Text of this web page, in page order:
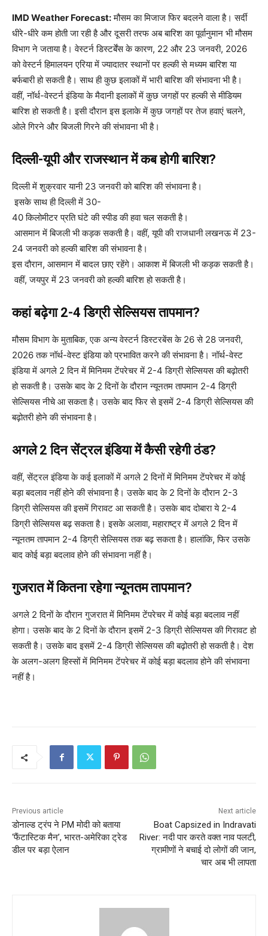
IMD Weather Forecast:मौसम का मिजाज फिर बदलने वाला है। सर्दी
धीरे-धीरे कम होती जा रही है और दूसरी तरफ अब बारिश का पूर्वानुमान भी मौसम
विभाग ने जताया है। वेस्टर्न डिस्टर्बेंस के कारण, 22 और 23 जनवरी, 2026
को वेस्टर्न हिमालयन एरिया में ज्यादातर स्थानों पर हल्की से मध्यम बारिश या
बर्फबारी हो सकती है। साथ ही कुछ इलाकों में भारी बारिश की संभावना भी है।
वहीं, नॉर्थ-वेस्टर्न इंडिया के मैदानी इलाकों में कुछ जगहों पर हल्की से मीडियम
बारिश हो सकती है। इसी दौरान इस इलाके में कुछ जगहों पर तेज हवाएं चलने,
ओले गिरने और बिजली गिरने की संभावना भी है।
दिल्ली-यूपी और राजस्थान में कब होगी बारिश?
दिल्ली में शुक्रवार यानी 23 जनवरी को बारिश की संभावना है।
इसके साथ ही दिल्ली में 30-
40 किलोमीटर प्रति घंटे की स्पीड की हवा चल सकती है।
आसमान में बिजली भी कड़क सकती है। वहीं, यूपी की राजधानी लखनऊ में 23-
24 जनवरी को हल्की बारिश की संभावना है।
इस दौरान, आसमान में बादल छाए रहेंगे। आकाश में बिजली भी कड़क सकती है।
वहीं, जयपुर में 23 जनवरी को हल्की बारिश हो सकती है।
कहां बढ़ेगा 2-4 डिग्री सेल्सियस तापमान?
मौसम विभाग के मुताबिक, एक अन्य वेस्टर्न डिस्टरबेंस के 26 से 28 जनवरी,
2026 तक नॉर्थ-वेस्ट इंडिया को प्रभावित करने की संभावना है। नॉर्थ-वेस्ट
इंडिया में अगले 2 दिन में मिनिमम टेंपरेचर में 2-4 डिग्री सेल्सियस की बढ़ोतरी
हो सकती है। उसके बाद के 2 दिनों के दौरान न्यूनतम तापमान 2-4 डिग्री
सेल्सियस नीचे आ सकता है। उसके बाद फिर से इसमें 2-4 डिग्री सेल्सियस की
बढ़ोतरी होने की संभावना है।
अगले 2 दिन सेंट्रल इंडिया में कैसी रहेगी ठंड?
वहीं, सेंट्रल इंडिया के कई इलाकों में अगले 2 दिनों में मिनिमम टेंपरेचर में कोई
बड़ा बदलाव नहीं होने की संभावना है। उसके बाद के 2 दिनों के दौरान 2-3
डिग्री सेल्सियस की इसमें गिरावट आ सकती है। उसके बाद दोबारा ये 2-4
डिग्री सेल्सियस बढ़ सकता है। इसके अलावा, महाराष्ट्र में अगले 2 दिन में
न्यूनतम तापमान 2-4 डिग्री सेल्सियस तक बढ़ सकता है। हालांकि, फिर उसके
बाद कोई बड़ा बदलाव होने की संभावना नहीं है।
गुजरात में कितना रहेगा न्यूनतम तापमान?
अगले 2 दिनों के दौरान गुजरात में मिनिमम टेंपरेचर में कोई बड़ा बदलाव नहीं
होगा। उसके बाद के 2 दिनों के दौरान इसमें 2-3 डिग्री सेल्सियस की गिरावट हो
सकती है। उसके बाद इसमें 2-4 डिग्री सेल्सियस की बढ़ोतरी हो सकती है। देश
के अलग-अलग हिस्सों में मिनिमम टेंपरेचर में कोई बड़ा बदलाव होने की संभावना
नहीं है।
Previous article
डोनाल्ड ट्रंप ने PM मोदी को बताया
‘फैंटास्टिक मैन’, भारत-अमेरिका ट्रेड
डील पर बड़ा ऐलान
Next article
Boat Capsized in Indravati
River: नदी पार करते वक्त नाव पलटी,
ग्रामीणों ने बचाई दो लोगों की जान,
चार अब भी लापता